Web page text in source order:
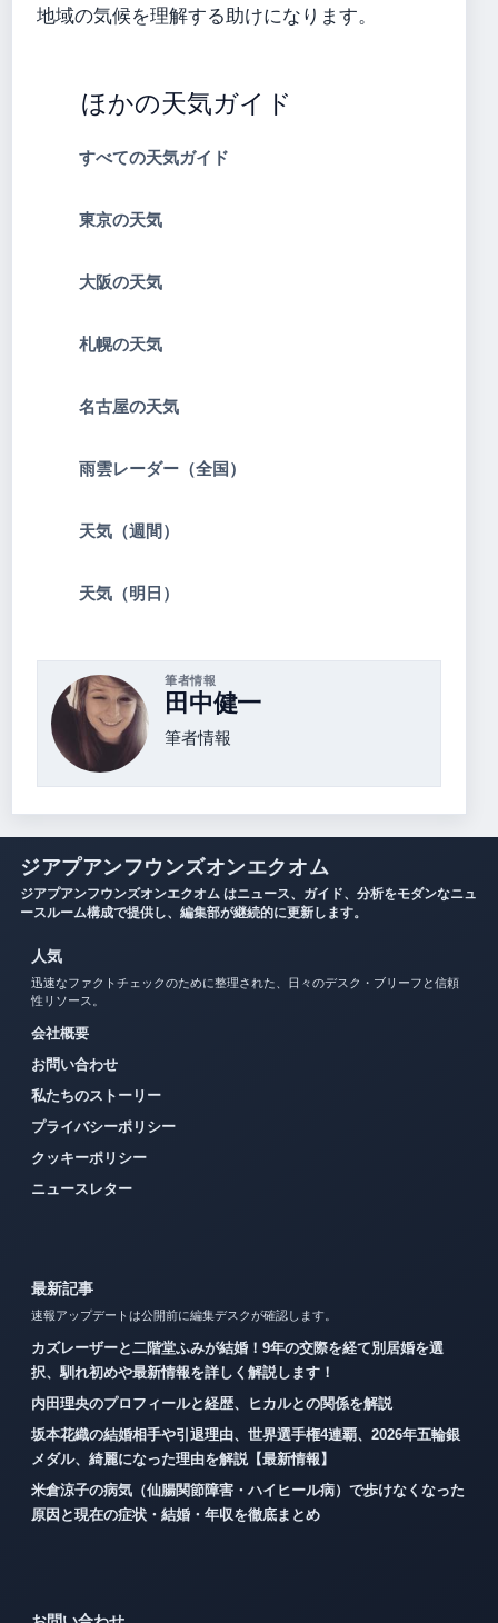
地域の気候を理解する助けになります。
ほかの天気ガイド
すべての天気ガイド
東京の天気
大阪の天気
札幌の天気
名古屋の天気
雨雲レーダー（全国）
天気（週間）
天気（明日）
筆者情報
田中健一
筆者情報
ジアプアンフウンズオンエクオム
ジアプアンフウンズオンエクオム はニュース、ガイド、分析をモダンなニュ
ースルーム構成で提供し、編集部が継続的に更新します。
人気
迅速なファクトチェックのために整理された、日々のデスク・ブリーフと信頼
性リソース。
会社概要
お問い合わせ
私たちのストーリー
プライバシーポリシー
クッキーポリシー
ニュースレター
最新記事
速報アップデートは公開前に編集デスクが確認します。
カズレーザーと二階堂ふみが結婚！9年の交際を経て別居婚を選
択、馴れ初めや最新情報を詳しく解説します！
内田理央のプロフィールと経歴、ヒカルとの関係を解説
坂本花織の結婚相手や引退理由、世界選手権4連覇、2026年五輪銀
メダル、綺麗になった理由を解説【最新情報】
米倉涼子の病気（仙腸関節障害・ハイヒール病）で歩けなくなった
原因と現在の症状・結婚・年収を徹底まとめ